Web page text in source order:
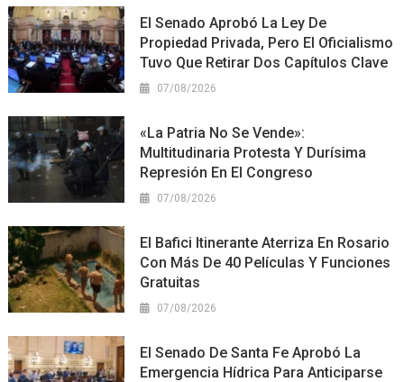
El Senado Aprobó La Ley De
Propiedad Privada, Pero El Oficialismo
Tuvo Que Retirar Dos Capítulos Clave
07/08/2026
«La Patria No Se Vende»:
Multitudinaria Protesta Y Durísima
Represión En El Congreso
07/08/2026
El Bafici Itinerante Aterriza En Rosario
Con Más De 40 Películas Y Funciones
Gratuitas
07/08/2026
El Senado De Santa Fe Aprobó La
Emergencia Hídrica Para Anticiparse